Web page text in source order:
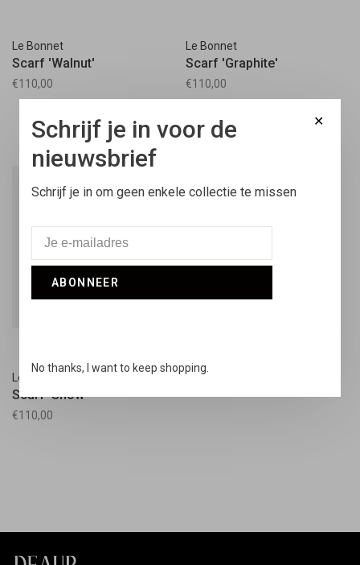
Le Bonnet
Scarf 'Walnut'
€110,00
Le Bonnet
Scarf 'Graphite'
€110,00
Le Bonnet
Scarf 'Snow'
€110,00
✕
Schrijf je in voor de
nieuwsbrief
Schrijf je in om geen enkele collectie te missen
ABONNEER
No thanks, I want to keep shopping.